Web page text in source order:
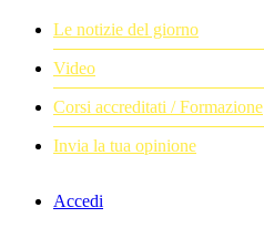
Le notizie del giorno
Video
Corsi accreditati / Formazione
Invia la tua opinione
Accedi